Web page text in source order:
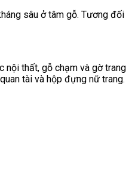
sâu ở tâm gỗ. Tương đối
nội thất, gỗ chạm và gờ trang
tài và hộp đựng nữ trang.